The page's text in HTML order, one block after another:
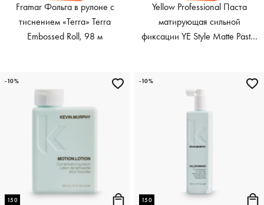
Framar Фольга в рулоне с
тиснением «Terra» Terra
Embossed Roll, 98 м
Yellow Professional Паста
матирующая сильной
фиксации YE Style Matte Paste,
150
-10%
150
-10%